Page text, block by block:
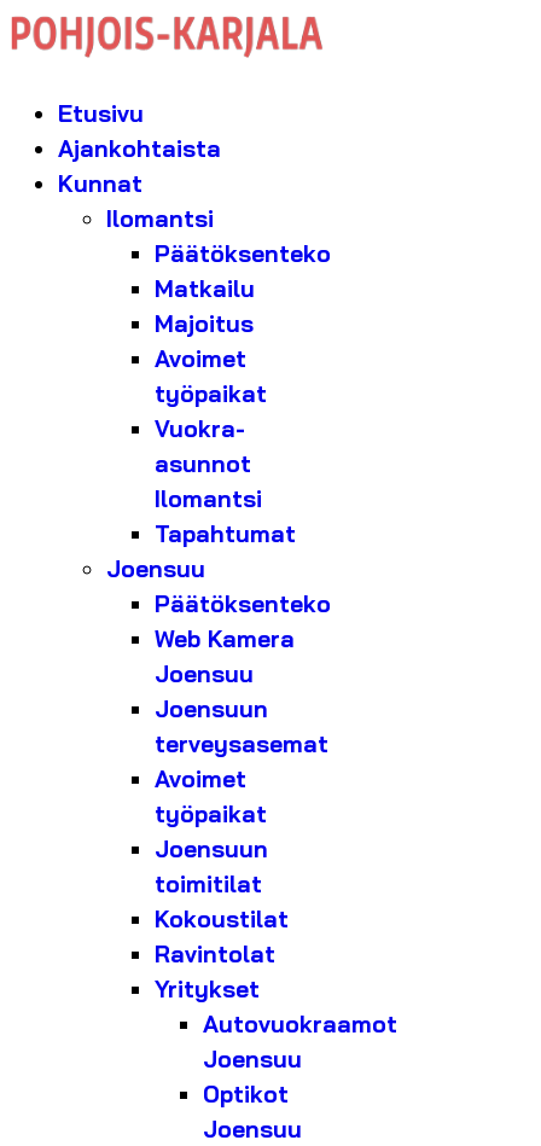
Etusivu
Ajankohtaista
Kunnat
Ilomantsi
Päätöksenteko
Matkailu
Majoitus
Avoimet
työpaikat
Vuokra-
asunnot
Ilomantsi
Tapahtumat
Joensuu
Päätöksenteko
Web Kamera
Joensuu
Joensuun
terveysasemat
Avoimet
työpaikat
Joensuun
toimitilat
Kokoustilat
Ravintolat
Yritykset
Autovuokraamot
Joensuu
Optikot
Joensuu